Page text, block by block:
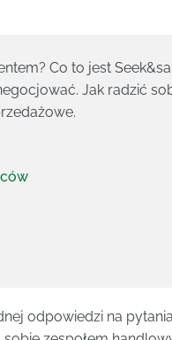
Co to jest
Jak radzić
odpowiedzi na